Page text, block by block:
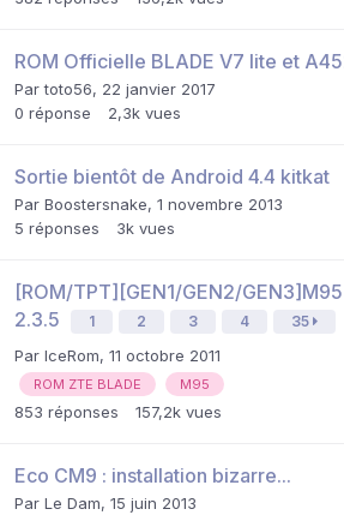
ROM Officielle BLADE V7 lite et
Partoto56, 22 janvier 2017
0 réponse 2,3k vues
Sortie bientôt de Android 4.4 kitkat
Par Boostersnake, 1 novembre 2013
5 réponses 3k vues
[ROM/TPT][GEN1/GEN2/GEN3]M95
2.3.5
1 2 3 4 35
Par IceRom, 11 octobre 2011
ROM ZTE BLADE M95
853 réponses 157,2k vues
Eco CM9 : installation bizarre...
Par Le Dam, 15 juin 2013